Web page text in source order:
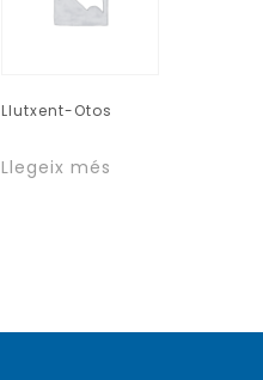
Llutxent-Otos
Llegeix més